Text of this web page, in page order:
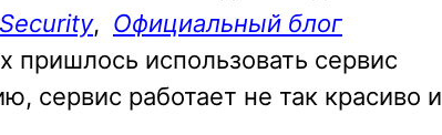
, Официальный блог
пришлось использовать сервис
сервис работает не так красиво и